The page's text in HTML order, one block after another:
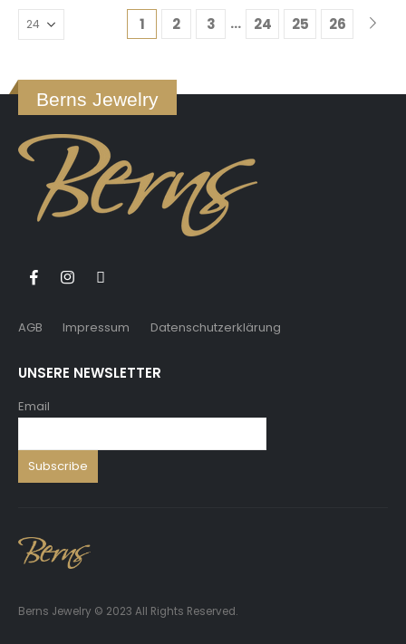
1 2 3 … 24 25 26
Berns Jewelry
AGB Impressum Datenschutzerklärung
UNSERE NEWSLETTER
Email
Berns Jewelry © 2023 All Rights Reserved.